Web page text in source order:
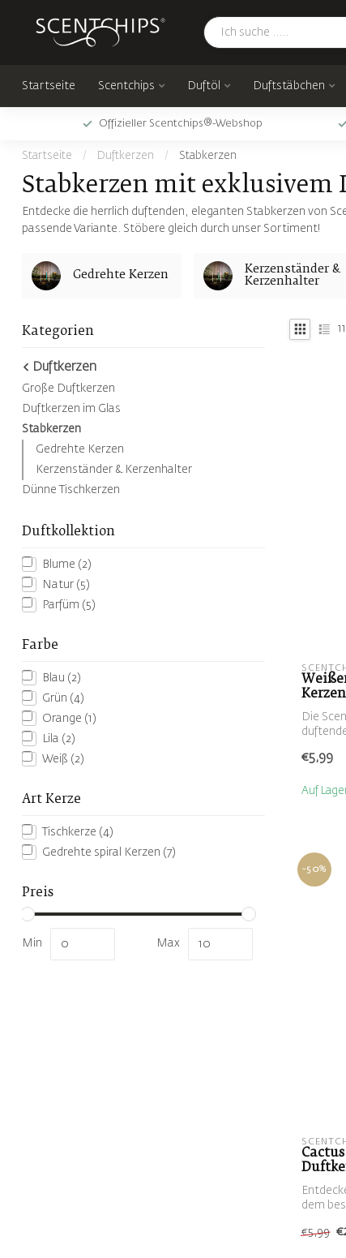
Startseite Scentchips Duftöl Duftstäbchen
Offizieller Scentchips®-Webshop
Startseite / Duftkerzen / Stabkerzen
Stabkerzen mit exklusivem
Entdecke die herrlich duftenden, eleganten Stabkerzen von
passende Variante. Stöbere gleich durch unser Sortiment!
Gedrehte Kerzen
Kerzenständer &
Kerzenhalter
Kategorien
Duftkerzen
Große Duftkerzen
Duftkerzen im Glas
Stabkerzen
Gedrehte Kerzen
Kerzenständer & Kerzenhalter
Dünne Tischkerzen
Duftkollektion
Blume (2)
Natur (5)
Parfüm (5)
Farbe
Blau (2)
Grün (4)
Orange (1)
Lila (2)
Weiß (2)
Art Kerze
Tischkerze (4)
Gedrehte spiral Kerzen (7)
Preis
Min Max
11
Kerzen
Die
€5,99
Auf
-50%
dem
€5,99